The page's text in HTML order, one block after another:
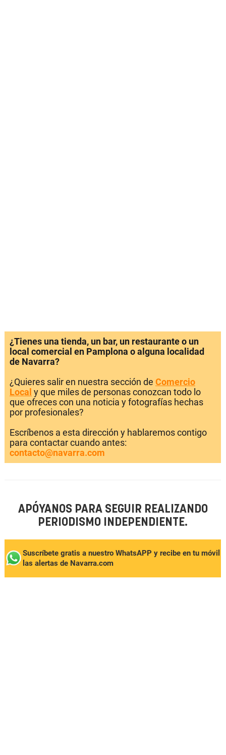
¿Tienes una tienda, un bar, un restaurante o un
local comercial en Pamplona o alguna localidad
de Navarra?
¿Quieres salir en nuestra sección de Comercio
Local y que miles de personas conozcan todo lo
que ofreces con una noticia y fotografías hechas
por profesionales?
Escríbenos a esta dirección y hablaremos contigo
para contactar cuando antes:
contacto@navarra.com
APÓYANOS PARA SEGUIR REALIZANDO
PERIODISMO INDEPENDIENTE.
Suscríbete gratis a nuestro WhatsAPP y recibe en tu móvil
las alertas de Navarra.com